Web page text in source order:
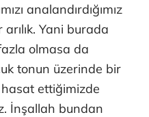
analandırdığımız
arılık. Yani burada
olmasa da
tonun üzerinde bir
ettiğimizde
İnşallah bundan